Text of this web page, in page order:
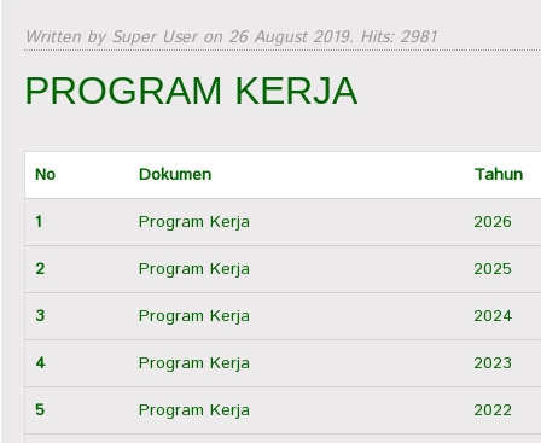
Written by Super User on 26 August 2019. Hits: 2981
PROGRAM KERJA
No Dokumen
Tahun
1
Program Kerja
2026
2
Program Kerja
2025
3
Program Kerja
2024
4
Program Kerja
2023
5
Program Kerja
2022